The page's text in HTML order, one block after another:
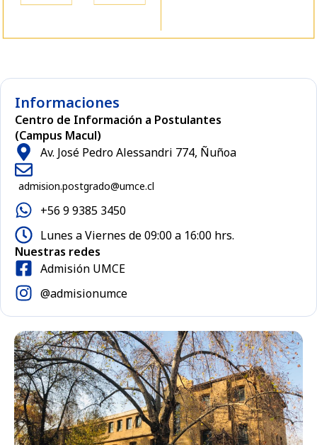
Informaciones
Centro de Información a Postulantes
(Campus Macul)
Av. José Pedro Alessandri 774, Ñuñoa
admision.postgrado@umce.cl
+56 9 9385 3450
Lunes a Viernes de 09:00 a 16:00 hrs.
Nuestras redes
Admisión UMCE
@admisionumce